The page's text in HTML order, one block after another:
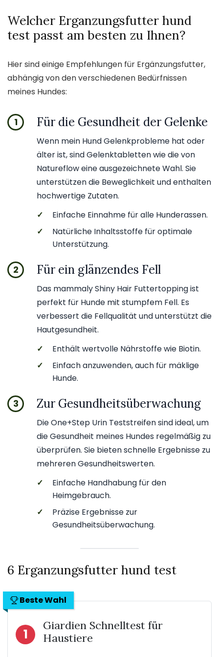
Welcher Erganzungsfutter hund
test passt am besten zu Ihnen?
Hier sind einige Empfehlungen für Ergänzungsfutter,
abhängig von den verschiedenen Bedürfnissen
meines Hundes:
1 Für die Gesundheit der Gelenke
Wenn mein Hund Gelenkprobleme hat oder
älter ist, sind Gelenktabletten wie die von
Natureflow eine ausgezeichnete Wahl. Sie
unterstützen die Beweglichkeit und enthalten
hochwertige Zutaten.
✓
Einfache Einnahme für alle Hunderassen.
✓
Natürliche Inhaltsstoffe für optimale
Unterstützung.
2 Für ein glänzendes Fell
Das mammaly Shiny Hair Futtertopping ist
perfekt für Hunde mit stumpfem Fell. Es
verbessert die Fellqualität und unterstützt die
Hautgesundheit.
✓
Enthält wertvolle Nährstoffe wie Biotin.
✓
Einfach anzuwenden, auch für mäklige
Hunde.
3 Zur Gesundheitsüberwachung
Die One+Step Urin Teststreifen sind ideal, um
die Gesundheit meines Hundes regelmäßig zu
überprüfen. Sie bieten schnelle Ergebnisse zu
mehreren Gesundheitswerten.
✓
Einfache Handhabung für den
Heimgebrauch.
✓
Präzise Ergebnisse zur
Gesundheitsüberwachung.
6 Erganzungsfutter hund test
Beste Wahl
1
Giardien Schnelltest für
Haustiere